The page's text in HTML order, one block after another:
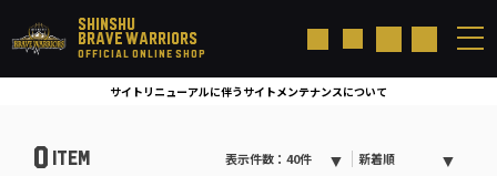
SHINSHU
BRAVE WARRIORS
OFFICIAL ONLINE SHOP
サイトリニューアルに伴うサイトメンテナンスについて
0 ITEM 表示件数：40件 新着順